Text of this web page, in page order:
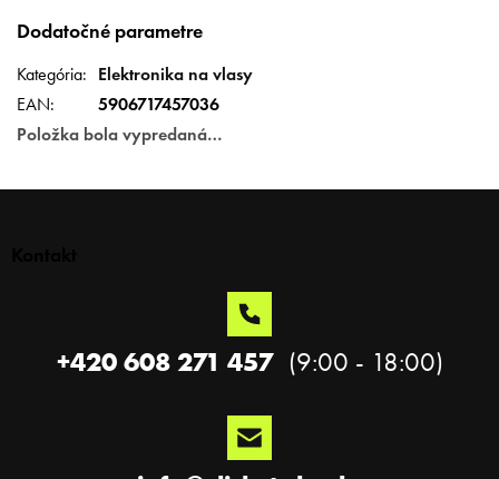
Dodatočné parametre
Kategória:
Elektronika na vlasy
EAN:
5906717457036
Položka bola vypredaná…
+420 608 271 457